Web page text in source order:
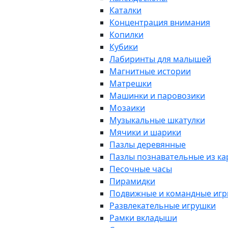
Каталки
Концентрация внимания
Копилки
Кубики
Лабиринты для малышей
Магнитные истории
Матрешки
Машинки и паровозики
Мозаики
Музыкальные шкатулки
Мячики и шарики
Пазлы деревянные
Пазлы познавательные из
Песочные часы
Пирамидки
Подвижные и командные
Развлекательные игрушки
Рамки вкладыши